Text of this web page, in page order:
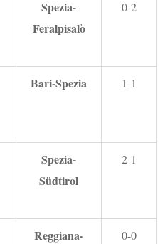
Spezia-
Feralpisalò
0-2
Bari-Spezia 1-1
Spezia-
Südtirol
2-1
Reggiana-
0-0